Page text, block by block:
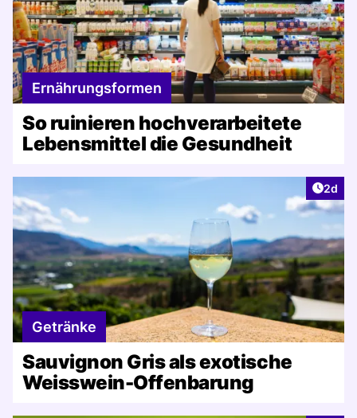
Ernährungsformen
So ruinieren hochverarbeitete
Lebensmittel die Gesundheit
2d
Getränke
Sauvignon Gris als exotische
Weisswein-Offenbarung